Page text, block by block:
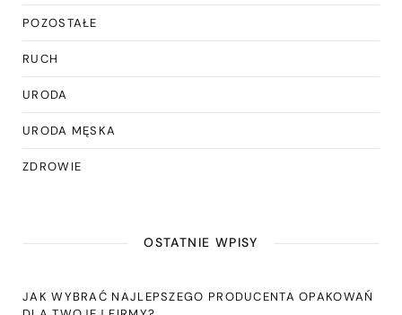
POZOSTAŁE
RUCH
URODA
URODA MĘSKA
ZDROWIE
OSTATNIE WPISY
JAK WYBRAĆ NAJLEPSZEGO PRODUCENTA OPAKOWAŃ